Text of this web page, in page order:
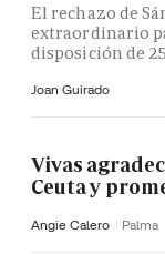
El rechazo de
extraordinario
disposición de
Joan Guirado
Vivas
Ceuta y
Angie Calero Palma